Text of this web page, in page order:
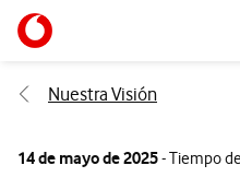
Ir a la pagina principal de
Nuestra Visión
14 de mayo de 2025- Tiempo